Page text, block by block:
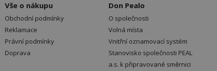
Vše o nákupu
Obchodní podmínky
Reklamace
Právní podmínky
Doprava
Don Pealo
O společnosti
Volná místa
Vnitřní oznamovací systém
Stanovisko společnosti PEAL
a.s. k připravované směrnici